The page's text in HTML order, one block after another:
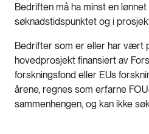
Bedriften må ha minst en
søknadstidspunktet og i
Bedrifter som er eller har vært
hovedprosjekt finansiert av
forskningsfond eller EUs
årene, regnes som erfarne
sammenhengen, og kan ikke